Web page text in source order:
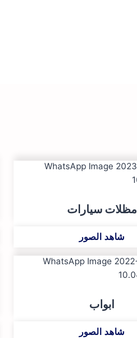
مظلات سيارات
شاهد الصور
ابواب
شاهد الصور